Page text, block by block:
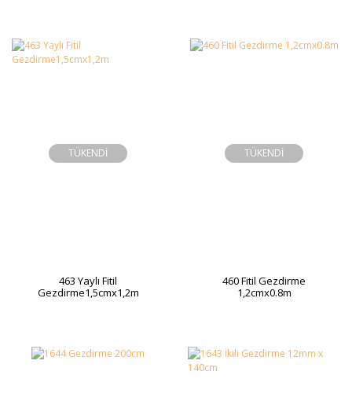
TÜKENDİ
463 Yaylı Fitil
Gezdirme1,5cmx1,2m
TÜKENDİ
460 Fitil Gezdirme
1,2cmx0.8m